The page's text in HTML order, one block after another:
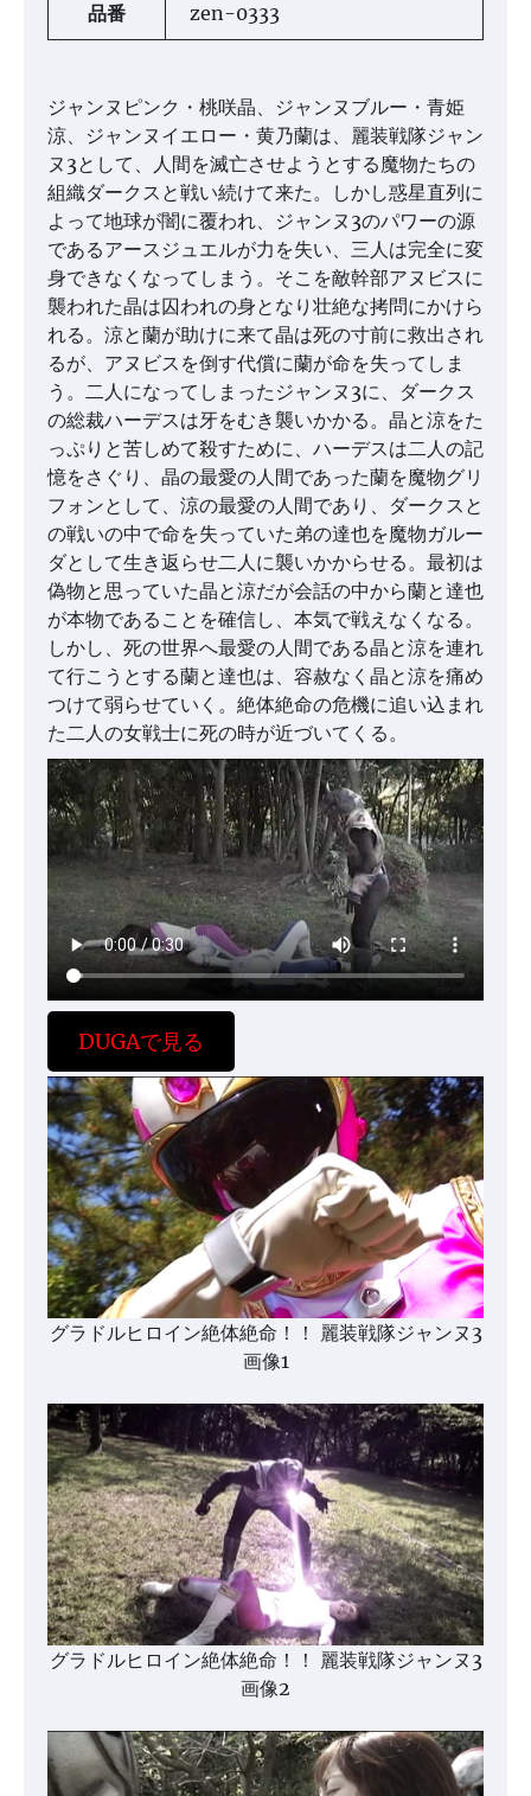
品番 zen-0333
ジャンヌピンク・桃咲晶、ジャンヌブルー・青姫
涼、ジャンヌイエロー・黄乃蘭は、麗装戦隊ジャン
ヌ3として、人間を滅亡させようとする魔物たちの
組織ダークスと戦い続けて来た。しかし惑星直列に
よって地球が闇に覆われ、ジャンヌ3のパワーの源
であるアースジュエルが力を失い、三人は完全に変
身できなくなってしまう。そこを敵幹部アヌビスに
襲われた晶は囚われの身となり壮絶な拷問にかけら
れる。涼と蘭が助けに来て晶は死の寸前に救出され
るが、アヌビスを倒す代償に蘭が命を失ってしま
う。二人になってしまったジャンヌ3に、ダークス
の総裁ハーデスは牙をむき襲いかかる。晶と涼をた
っぷりと苦しめて殺すために、ハーデスは二人の記
憶をさぐり、晶の最愛の人間であった蘭を魔物グリ
フォンとして、涼の最愛の人間であり、ダークスと
の戦いの中で命を失っていた弟の達也を魔物ガルー
ダとして生き返らせ二人に襲いかからせる。最初は
偽物と思っていた晶と涼だが会話の中から蘭と達也
が本物であることを確信し、本気で戦えなくなる。
しかし、死の世界へ最愛の人間である晶と涼を連れ
て行こうとする蘭と達也は、容赦なく晶と涼を痛め
つけて弱らせていく。絶体絶命の危機に追い込まれ
た二人の女戦士に死の時が近づいてくる。
DUGAで見る
グラドルヒロイン絶体絶命！！ 麗装戦隊ジャンヌ3
画像1
グラドルヒロイン絶体絶命！！ 麗装戦隊ジャンヌ3
画像2